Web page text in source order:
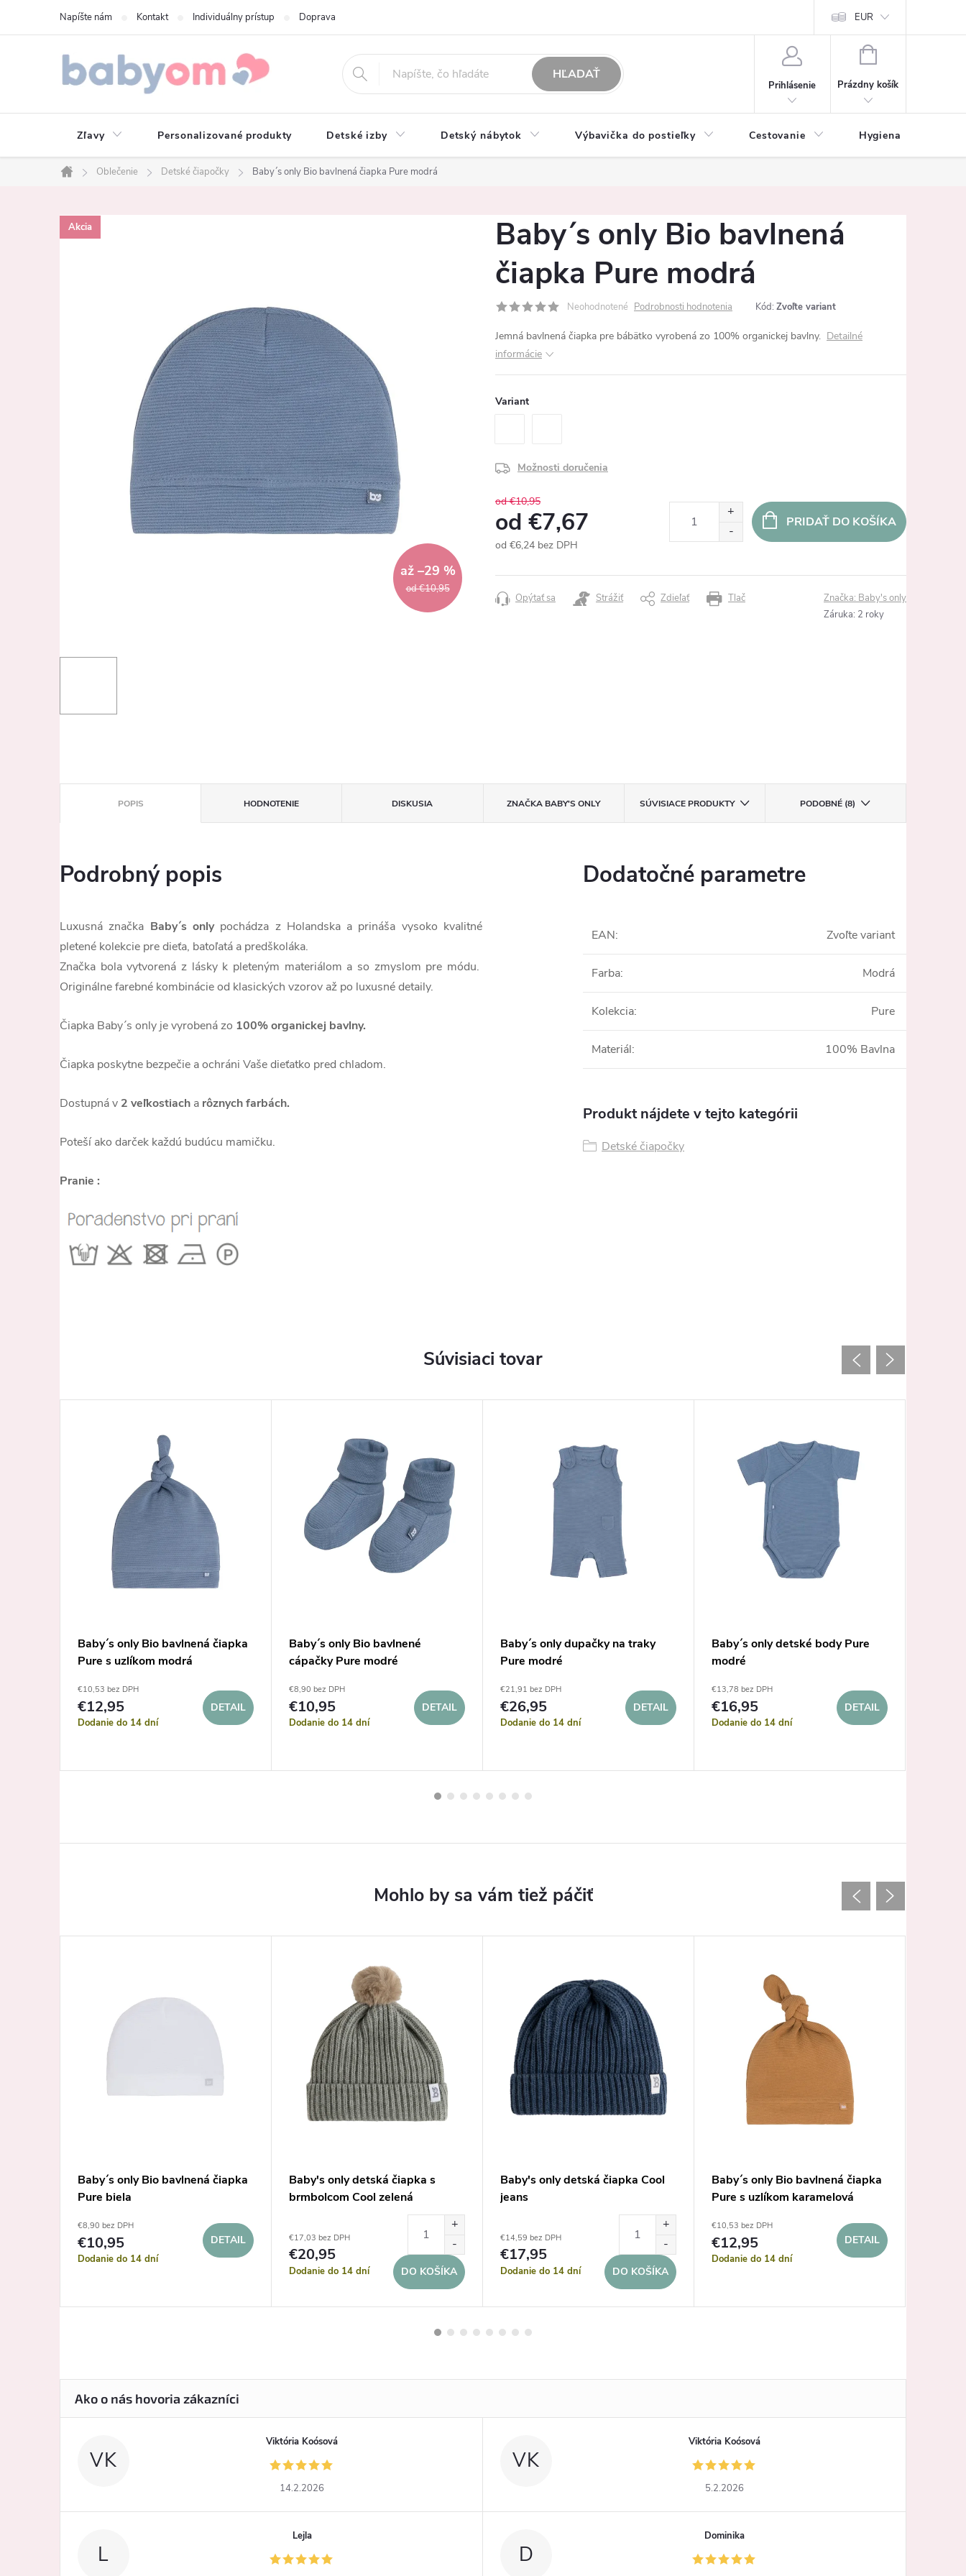
Napíšte nám Kontakt Individuálny prístup Doprava Vrátenie tovaru a reklamácia Ochrana osobných
EUR
HĽADAŤ
Prihlásenie
NÁKUPNÝ
Prázdny košík
Zľavy Personalizované produkty Detské izby Detský nábytok Výbavička do postieľky Cestovanie Hygiena
Domov
Oblečenie Detské čiapočky Baby´s only Bio bavlnená čiapka Pure modrá
Akcia
od €10,95
až –29 %
Baby´s only Bio bavlnená
čiapka Pure modrá
Neohodnotené Podrobnosti hodnotenia Kód: Zvoľte variant
Jemná bavlnená čiapka pre bábätko vyrobená zo 100% organickej bavlny. Detailné
informácie
Variant
Možnosti doručenia
od €10,95
od €7,67
od €6,24 bez DPH
cena:
PRIDAŤ DO KOŠÍKA
Tlač
Opýtať sa Strážiť Zdieľať Značka: Baby's only
Záruka: 2 roky
POPIS HODNOTENIE DISKUSIA ZNAČKA BABY'S ONLY SÚVISIACE PRODUKTY PODOBNÉ (8)
Podrobný popis
Luxusná značka Baby´s only pochádza z Holandska a prináša vysoko kvalitné
pletené kolekcie pre dieťa, batoľatá a predškoláka.
Značka bola vytvorená z lásky k pleteným materiálom a so zmyslom pre módu.
Originálne farebné kombinácie od klasických vzorov až po luxusné detaily.
Čiapka Baby´s only je vyrobená zo 100% organickej bavlny.
Čiapka poskytne bezpečie a ochráni Vaše dieťatko pred chladom.
Dostupná v 2 veľkostiach a rôznych farbách.
Poteší ako darček každú budúcu mamičku.
Pranie :
Dodatočné parametre
EAN: Zvoľte variant
Farba: Modrá
Kolekcia: Pure
Materiál: 100% Bavlna
Produkt nájdete v tejto kategórii
Detské čiapočky
Súvisiaci tovar
Baby´s only Bio bavlnená čiapka
Pure s uzlíkom modrá
€10,53 bez DPH
€12,95
Dodanie do 14 dní
DETAIL
Baby´s only Bio bavlnené
cápačky Pure modré
€8,90 bez DPH
€10,95
Dodanie do 14 dní
DETAIL
Baby´s only dupačky na traky
Pure modré
€21,91 bez DPH
€26,95
Dodanie do 14 dní
DETAIL
Baby´s only detské body Pure
modré
€13,78 bez DPH
€16,95
Dodanie do 14 dní
DETAIL
Baby´s only Bio bavlnená čiapka
Pure biela
€8,90 bez DPH
€10,95
Dodanie do 14 dní
DETAIL
Baby's only detská čiapka s
brmbolcom Cool zelená
€17,03 bez DPH
€20,95
Dodanie do 14 dní DO KOŠÍKA
Baby's only detská čiapka Cool
jeans
€14,59 bez DPH
€17,95
Dodanie do 14 dní DO KOŠÍKA
Baby´s only Bio bavlnená čiapka
Pure s uzlíkom karamelová
€10,53 bez DPH
€12,95
Dodanie do 14 dní
DETAIL
VK
Viktória Koósová
14.2.2026
VK
Viktória Koósová
5.2.2026
L
Lejla
D
Dominika